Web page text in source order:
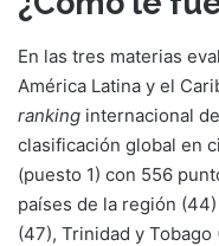
En las tres materias
América Latina y el
ranking internacional
clasificación global en
(puesto 1) con 556
países de la región
(47), Trinidad y